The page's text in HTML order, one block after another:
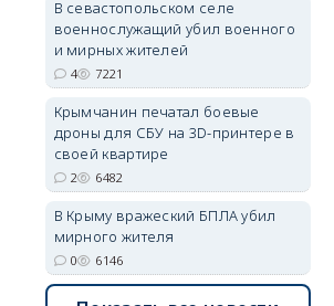
В Севастополе утвердили
проект застройки центра
Балаклавы
Там появится туристический
квартал с отелями и
парковками.
05/08/2026 08:01
В севастопольском селе
военнослужащий убил военного
и мирных жителей
4 7221
Крымчанин печатал боевые
дроны для СБУ на 3D-принтере в
своей квартире
2 6482
В Крыму вражеский БПЛА убил
мирного жителя
0 6146